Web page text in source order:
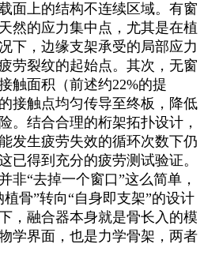
面上的结构不连续区域。有窗
然的应力集中点，尤其是在植
下，边缘支架承受的局部应力
劳裂纹的起始点。其次，无窗
触面积（前述约22%的提
接触点均匀传导至终板，降低
。结合合理的桁架拓扑设计，
发生疲劳失效的循环次数下仍
得到充分的疲劳测试验证。
非“去掉一个窗口”这么简单，
骨”转向“自身即支架”的设计
，融合器本身就是骨长入的模
学界面，也是力学骨架，两者